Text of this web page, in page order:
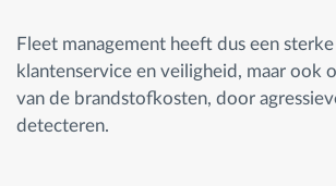
Fleet management heeft dus een
klantenservice en veiligheid, maar ook
van de brandstofkosten, door
detecteren.